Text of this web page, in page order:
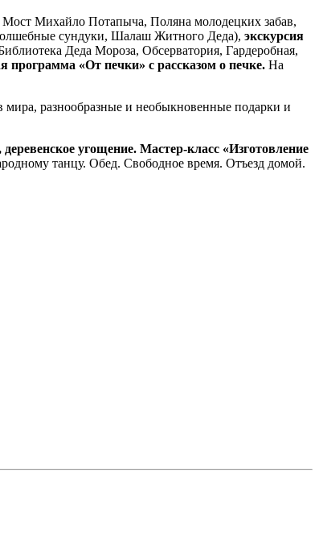
Михайло Потапыча, Поляна молодецких забав,
сундуки, Шалаш Житного Деда), экскурсия
Деда Мороза, Обсерватория, Гардеробная,
программа «От печки» с рассказом о печке. На
разнообразные и необыкновенные подарки и
угощение. Мастер-класс «Изготовление
танцу. Обед. Свободное время. Отъезд домой.